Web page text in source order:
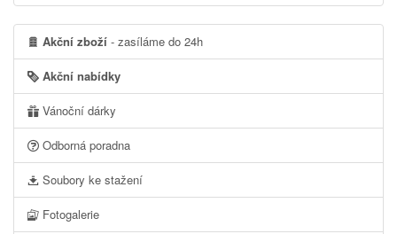
Akční zboží - zasíláme do 24h
Akční nabídky
Vánoční dárky
Odborná poradna
Soubory ke stažení
Fotogalerie